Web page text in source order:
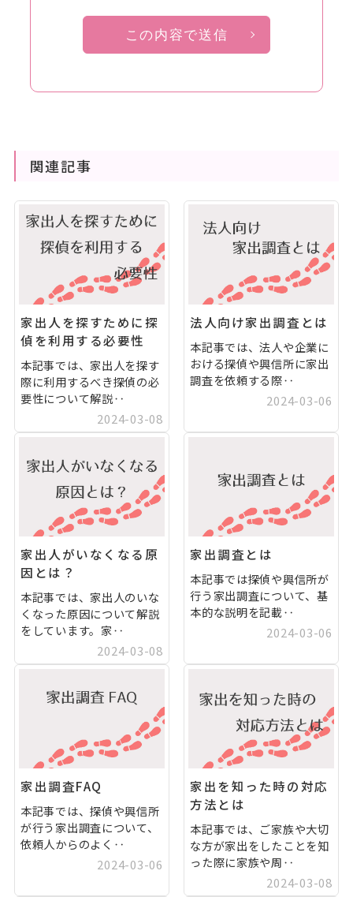
この内容で送信
関連記事
家出人を探すために探
偵を利用する必要性
本記事では、家出人を探す
際に利用するべき探偵の必
要性について解説‥
2024-03-08
法人向け家出調査とは
本記事では、法人や企業に
おける探偵や興信所に家出
調査を依頼する際‥
2024-03-06
家出人がいなくなる原
因とは？
本記事では、家出人のいな
くなった原因について解説
をしています。家‥
2024-03-08
家出調査とは
本記事では探偵や興信所が
行う家出調査について、基
本的な説明を記載‥
2024-03-06
家出調査FAQ
本記事では、探偵や興信所
が行う家出調査について、
依頼人からのよく‥
2024-03-06
家出を知った時の対応
方法とは
本記事では、ご家族や大切
な方が家出をしたことを知
った際に家族や周‥
2024-03-08